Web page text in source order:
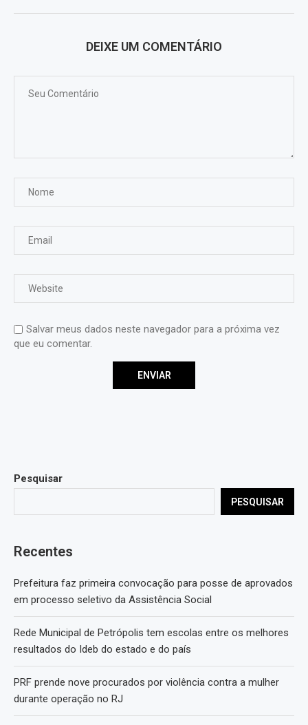
DEIXE UM COMENTÁRIO
Salvar meus dados neste navegador para a próxima vez
que eu comentar.
Pesquisar
PESQUISAR
Recentes
Prefeitura faz primeira convocação para posse de aprovados
em processo seletivo da Assistência Social
Rede Municipal de Petrópolis tem escolas entre os melhores
resultados do Ideb do estado e do país
PRF prende nove procurados por violência contra a mulher
durante operação no RJ